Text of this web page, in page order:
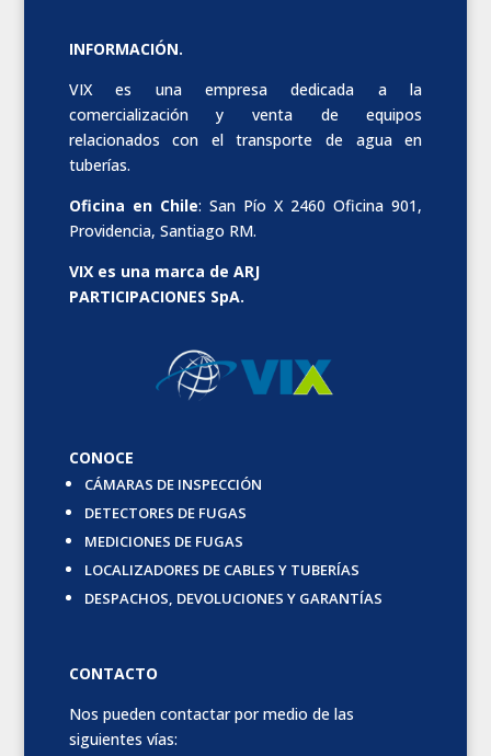
INFORMACIÓN.
VIX es una empresa dedicada a la
comercialización y venta de equipos
relacionados con el transporte de agua en
tuberías.
Oficina en Chile: San Pío X 2460 Oficina 901,
Providencia, Santiago RM.
VIX es una marca de ARJ
PARTICIPACIONES SpA.
CONOCE
CÁMARAS DE INSPECCIÓN
DETECTORES DE FUGAS
MEDICIONES DE FUGAS
LOCALIZADORES DE CABLES Y TUBERÍAS
DESPACHOS, DEVOLUCIONES Y GARANTÍAS
CONTACTO
Nos pueden contactar por medio de las
siguientes vías: